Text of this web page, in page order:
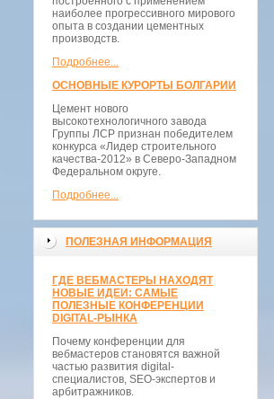
наиболее прогрессивного мирового
опыта в создании цементных
производств.
Подробнее...
ОСНОВНЫЕ КУРОРТЫ БОЛГАРИИ
Цемент нового
высокотехнологичного завода
Группы ЛСР признан победителем
конкурса «Лидер строительного
качества-2012» в Северо-Западном
Федеральном округе.
Подробнее...
ПОЛЕЗНАЯ ИНФОРМАЦИЯ
ГДЕ ВЕБМАСТЕРЫ НАХОДЯТ
НОВЫЕ ИДЕИ: САМЫЕ
ПОЛЕЗНЫЕ КОНФЕРЕНЦИИ
DIGITAL-РЫНКА
Почему конференции для
вебмастеров становятся важной
частью развития digital-
специалистов, SEO-экспертов и
арбитражников.